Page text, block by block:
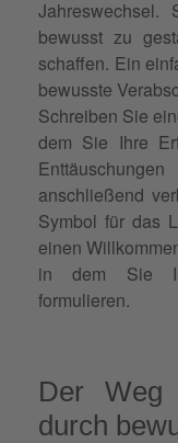
bewusst zu
schaffen. Ein
bewusste
Schreiben Sie
dem Sie Ihre
anschließend
Symbol für das
einen
in dem Sie
formulieren.
Der Weg
durch